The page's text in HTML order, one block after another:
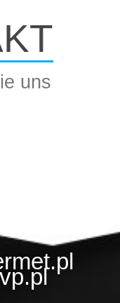
uns
302